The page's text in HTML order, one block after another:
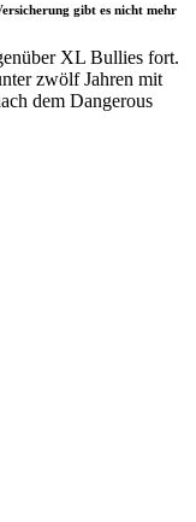
gibt es nicht mehr
XL Bullies fort.
zwölf Jahren mit
dem Dangerous